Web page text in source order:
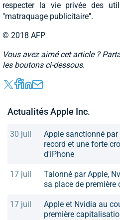
respecter la vie privée des
"matraquage publicitaire".
© 2018 AFP
Vous avez aimé cet article ?
les boutons ci-dessous.
Actualités Apple Inc.
30 juil
Apple sanctionné
record et une forte
d'iPhone
17 juil
Talonné par Apple,
sa place de
17 juil
Apple et Nvidia au
première